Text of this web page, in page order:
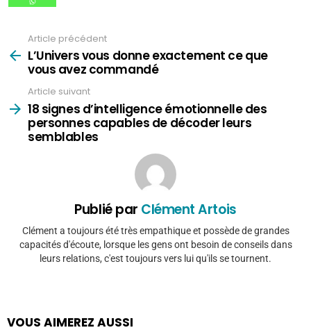
plus
Article précédent
L’Univers vous donne exactement ce que
vous avez commandé
Article suivant
18 signes d’intelligence émotionnelle des
personnes capables de décoder leurs
semblables
Publié par Clément Artois
Clément a toujours été très empathique et possède de grandes
capacités d'écoute, lorsque les gens ont besoin de conseils dans
leurs relations, c'est toujours vers lui qu'ils se tournent.
VOUS AIMEREZ AUSSI